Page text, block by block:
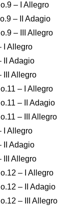
– I Allegro
– II Adagio
– III Allegro
I Allegro
II Adagio
III Allegro
– I Allegro
– II Adagio
– III Allegro
I Allegro
II Adagio
III Allegro
– I Allegro
– II Adagio
– III Allegro